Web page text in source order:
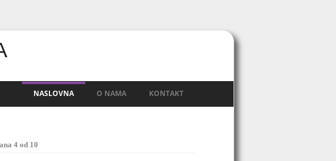
NASLOVNA O NAMA KONTAKT
4 od 10